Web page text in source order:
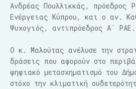
Ανδρέας Πουλλικκάς, πρόεδρος
Ενέργειας Κύπρου, και ο αν.
Ψυχογιός, αντιπρόεδρος Α΄ ΡΑΕ.
Ο κ. Μαλούτας ανέλυσε την
δράσεις που αφορούν στο
ψηφιακό μετασχηματισμό του
στόχο την κλιματική